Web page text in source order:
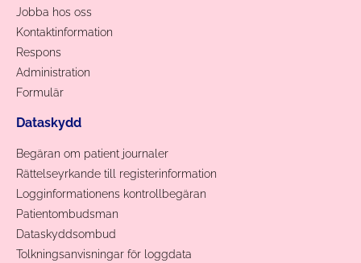
Jobba hos oss
Kontaktinformation
Respons
Administration
Formulär
Dataskydd
Begäran om patient journaler
Rättelseyrkande till registerinformation
Logginformationens kontrollbegäran
Patientombudsman
Dataskyddsombud
Tolkningsanvisningar för loggdata